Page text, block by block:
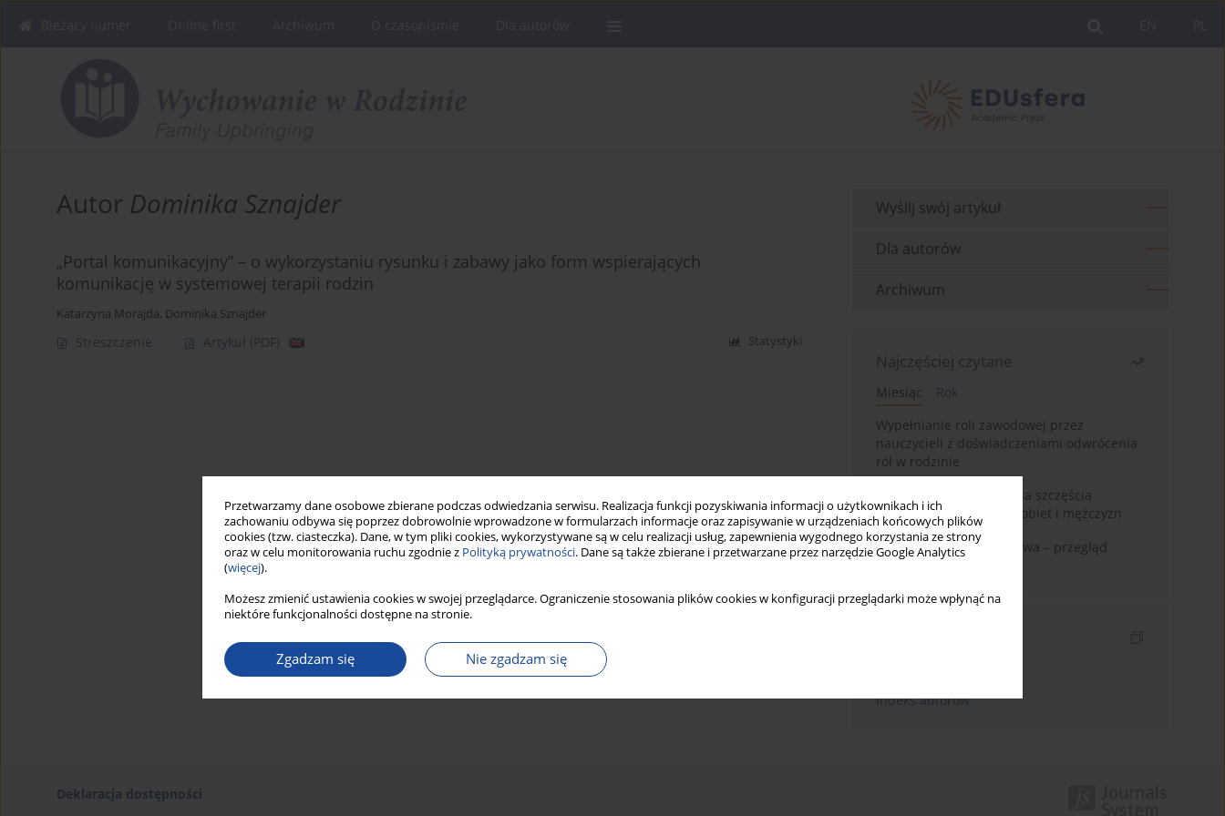
Przetwarzamy dane osobowe zbierane podczas odwiedzania serwisu. Realizacja funkcji pozyskiwania informacji o użytkownikach i ich
zachowaniu odbywa się poprzez dobrowolnie wprowadzone w formularzach informacje oraz zapisywanie w urządzeniach końcowych plików
cookies (tzw. ciasteczka). Dane, w tym pliki cookies, wykorzystywane są w celu realizacji usług, zapewnienia wygodnego korzystania ze strony
oraz w celu monitorowania ruchu zgodnie z Polityką prywatności. Dane są także zbierane i przetwarzane przez narzędzie Google Analytics
(więcej).
Możesz zmienić ustawienia cookies w swojej przeglądarce. Ograniczenie stosowania plików cookies w konfiguracji przeglądarki może wpłynąć na
niektóre funkcjonalności dostępne na stronie.
Zgadzam się Nie zgadzam się
Autor Dominika Sznajder
„Portal komunikacyjny” – o wykorzystaniu rysunku i zabawy jako form wspierających
komunikację w systemowej terapii rodzin
Katarzyna Morajda, Dominika Sznajder
Streszczenie Artykuł (PDF) Statystyki
Wyślij swój artykuł
Dla autorów
Archiwum
Najczęściej czytane
Miesiąc
Rok
Wypełnianie roli zawodowej przez
nauczycieli z doświadczeniami odwrócenia
ról w rodzinie
Uwarunkowania poczucia szczęścia
małżeńskiego w opinii kobiet i mężczyzn
Zadowolenie z małżeństwa – przegląd
badań
Indeks autorów
Deklaracja dostępności